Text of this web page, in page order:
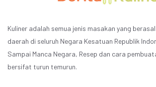
Kuliner adalah semua jenis masakan yang
daerah di seluruh Negara Kesatuan Republik
Sampai Manca Negara, Resep dan cara
bersifat turun temurun.